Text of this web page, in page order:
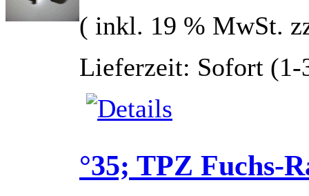
( inkl. 19 % MwSt.
Lieferzeit: Sofort (1-
°35; TPZ Fuchs-